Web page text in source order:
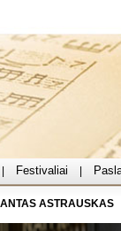
Festivaliai
ASTRAUSKAS